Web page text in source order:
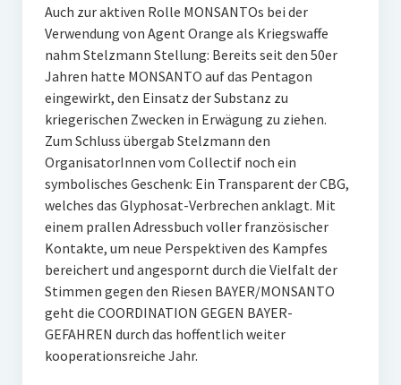
Auch zur aktiven Rolle MONSANTOs bei der
Verwendung von Agent Orange als Kriegswaffe
nahm Stelzmann Stellung: Bereits seit den 50er
Jahren hatte MONSANTO auf das Pentagon
eingewirkt, den Einsatz der Substanz zu
kriegerischen Zwecken in Erwägung zu ziehen.
Zum Schluss übergab Stelzmann den
OrganisatorInnen vom Collectif noch ein
symbolisches Geschenk: Ein Transparent der CBG,
welches das Glyphosat-Verbrechen anklagt. Mit
einem prallen Adressbuch voller französischer
Kontakte, um neue Perspektiven des Kampfes
bereichert und angespornt durch die Vielfalt der
Stimmen gegen den Riesen BAYER/MONSANTO
geht die COORDINATION GEGEN BAYER-
GEFAHREN durch das hoffentlich weiter
kooperationsreiche Jahr.